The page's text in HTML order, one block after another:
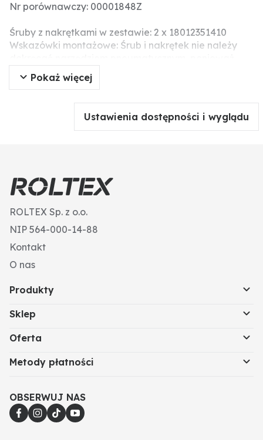
Nr porównawczy: 00001848Z
Śruby z nakrętkami w zestawie: 2 x 18012351410
Wskazówki montażowe: Śrub i nakrętek nie należy
może prowadzić to do uszkodzeń części roboczej
(pęknięcia związane z napięciem).
Pokaż więcej
Ustawienia dostępności i wyglądu
ROLTEX Sp. z o.o.
NIP 564-000-14-88
Kontakt
O nas
Produkty
Sklep
Oferta
Metody płatności
OBSERWUJ NAS